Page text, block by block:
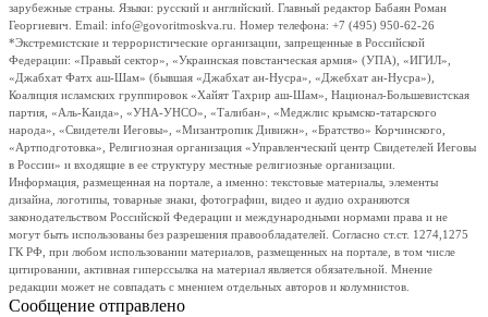
зарубежные страны. Языки: русский и английский. Главный редактор Бабаян Роман
Георгиевич. Email: info@govoritmoskva.ru. Номер телефона: +7 (495) 950-62-26
*Экстремистские и террористические организации, запрещенные в Российской
Федерации: «Правый сектор», «Украинская повстанческая армия» (УПА), «ИГИЛ»,
«Джабхат Фатх аш-Шам» (бывшая «Джабхат ан-Нусра», «Джебхат ан-Нусра»),
Коалиция исламских группировок «Хайят Тахрир аш-Шам», Национал-Большевистская
партия, «Аль-Каида», «УНА-УНСО», «Талибан», «Меджлис крымско-татарского
народа», «Свидетели Иеговы», «Мизантропик Дивижн», «Братство» Корчинского,
«Артподготовка», Религиозная организация «Управленческий центр Свидетелей Иеговы
в России» и входящие в ее структуру местные религиозные организации.
Информация, размещенная на портале, а именно: текстовые материалы, элементы
дизайна, логотипы, товарные знаки, фотографии, видео и аудио охраняются
законодательством Российской Федерации и международными нормами права и не
могут быть использованы без разрешения правообладателей. Согласно ст.ст. 1274,1275
ГК РФ, при любом использовании материалов, размещенных на портале, в том числе
цитировании, активная гиперссылка на материал является обязательной. Мнение
редакции может не совпадать с мнением отдельных авторов и колумнистов.
Сообщение отправлено